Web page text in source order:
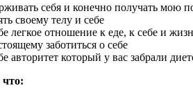
себя и конечно получать мою
своему телу и себе
легкое отношение к еде, к себе и
заботиться о себе
авторитет который у вас забрали
что: